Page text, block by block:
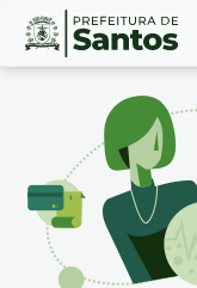
Ir
Conteúdo